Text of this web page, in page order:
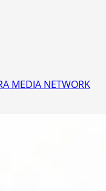
MEDIA NETWORK